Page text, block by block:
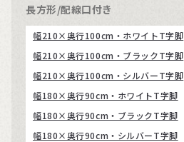
長方形/配線口付き
幅210×奥行100cm・ホワイトT字脚
幅210×奥行100cm・ブラックT字脚
幅210×奥行100cm・シルバーT字脚
幅180×奥行90cm・ホワイトT字脚
幅180×奥行90cm・ブラックT字脚
幅180×奥行90cm・シルバーT字脚